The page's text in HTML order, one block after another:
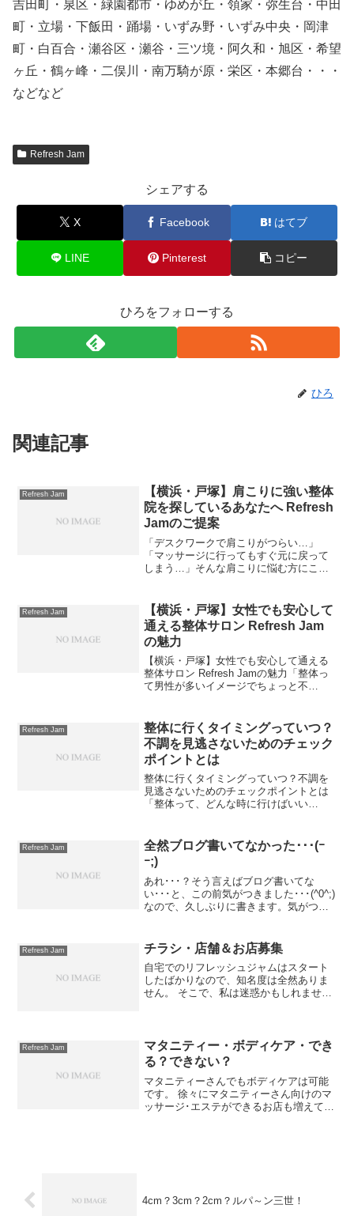
吉田町・泉区・緑園都市・ゆめが丘・領家・弥生台・中田
町・立場・下飯田・踊場・いずみ野・いずみ中央・岡津
町・白百合・瀬谷区・瀬谷・三ツ境・阿久和・旭区・希望
ヶ丘・鶴ヶ峰・二俣川・南万騎が原・栄区・本郷台・・・
などなど
Refresh Jam
シェアする
X Facebook はてブ
LINE Pinterest コピー
ひろをフォローする
ひろ
関連記事
Refresh Jam
【横浜・戸塚】肩こりに強い整体
院を探しているあなたへ Refresh
Jamのご提案
「デスクワークで肩こりがつらい…」
「マッサージに行ってもすぐ元に戻って
しまう…」そんな肩こりに悩む方にこそ
回は、なぜRefresh Jamが肩こり改善...
Refresh Jam
【横浜・戸塚】女性でも安心して
通える整体サロン Refresh Jam
の魅力
【横浜・戸塚】女性でも安心して通える
整体サロン Refresh Jamの魅力「整体っ
て男性が多いイメージでちょっと不
体サロンが戸塚にあります。それが
Refresh J...
Refresh Jam
整体に行くタイミングっていつ？
不調を見逃さないためのチェック
ポイントとは
整体に行くタイミングっていつ？不調を
見逃さないためのチェックポイントとは
「整体って、どんな時に行けばいい
し…」 「行くほどじゃないかも…」 と、
つい後回しにしてしまう...
Refresh Jam
全然ブログ書いてなかった･･･(ｰ
ｰ;)
あれ･･･？そう言えばブログ書いてな
い･･･と、この前気がつきました･･･(^0^;)
なので、久しぶりに書きます。気がつけ
も体型もボロボロになります(ｰｰ;) ...
Refresh Jam チラシ・店舗＆お店募集
自宅でのリフレッシュジャムはスタート
したばかりなので、知名度は全然ありま
せん。 そこで、私は迷惑かもしれません
ではどうしても限界が...
Refresh Jam
マタニティー・ボディケア・でき
る？できない？
マタニティーさんでもボディケアは可能
です。 徐々にマタニティーさん向けのマ
ッサージ･エステができるお店も増えてき
4cm？3cm？2cm？ルパ～ン三世！